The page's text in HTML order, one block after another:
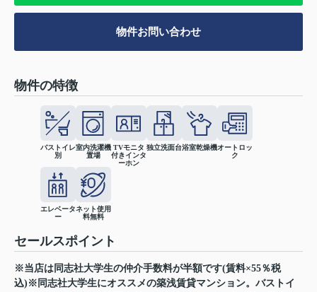
物件お問い合わせ
物件の特徴
バストイレ
別
室内洗濯機
置場
TVモニタ
付きインタ
ーホン
独立洗面台浴室乾燥機オートロッ
ク
エレベータ
ー
ネット使用
料無料
セールスポイント
※当店は同志社大学生の仲介手数料が半額です(賃料×55％税
込)※同志社大学生にオススメの築浅賃貸マンション。バストイ